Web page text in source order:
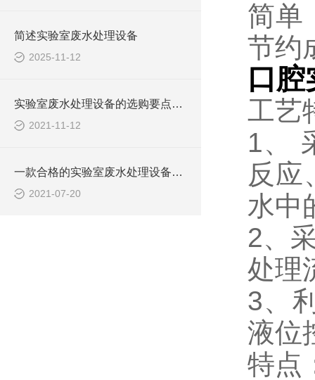
简述实验室废水处理设备
2025-11-12
实验室废水处理设备的选购要点，你知道多少？
2021-11-12
一款合格的实验室废水处理设备有哪些性能要求和组成结构？
2021-07-20
简单
节约
口
工艺
1、
反应
水中
2、
处理
3、
液位
特点